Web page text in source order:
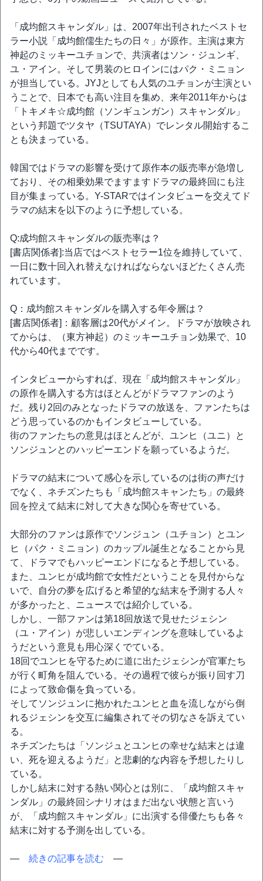
「成均館スキャンダル」は、2007年出刊されたベストセ
ラー小説「成均館儒生たちの日々」が原作。主演は東方
神起のミッキーユチョンで、共演者はソン・ジュンギ、
ユ・アイン。そして男装のヒロインにはパク・ミニョン
が担当している。JYJとしても人気のユチョンが主演とい
うことで、日本でも高い注目を集め、来年2011年からは
「トキメキ☆成均館（ソンギュンガン）スキャンダル」
という邦題でツタヤ（TSUTAYA）でレンタル開始するこ
とも決まっている。
韓国ではドラマの影響を受けて原作本の販売率が急増し
ており、その相乗効果でますますドラマの最終回にも注
目が集まっている。Y-STARではインタビューを交えてド
ラマの結末を以下のように予想している。
Q:成均館スキャンダルの販売率は？
[書店関係者]:当店ではベストセラー1位を維持していて、
一日に数十回入れ替えなければならないほどたくさん売
れています。
Q：成均館スキャンダルを購入する年令層は？
[書店関係者]：顧客層は20代がメイン。ドラマが放映され
てからは、（東方神起）のミッキーユチョン効果で、10
代から40代までです。
インタビューからすれば、現在「成均館スキャンダル」
の原作を購入する方はほとんどがドラマファンのよう
だ。残り2回のみとなったドラマの放送を、ファンたちは
どう思っているのかもインタビューしている。
街のファンたちの意見はほとんどが、ユンヒ（ユニ）と
ソンジュンとのハッピーエンドを願っているようだ。
ドラマの結末について感心を示しているのは街の声だけ
でなく、ネチズンたちも「成均館スキャンたち」の最終
回を控えて結末に対して大きな関心を寄せている。
大部分のファンは原作でソンジュン（ユチョン）とユン
ヒ（パク・ミニョン）のカップル誕生となることから見
て、ドラマでもハッピーエンドになると予想している。
また、ユンヒが成均館で女性だということを見付からな
いで、自分の夢を広げると希望的な結末を予測する人々
が多かったと、ニュースでは紹介している。
しかし、一部ファンは第18回放送で見せたジェシン
（ユ・アイン）が悲しいエンディングを意味しているよ
うだという意見も用心深くでている。
18回でユンヒを守るために道に出たジェシンが官軍たち
が行く町角を阻んでいる。その過程で彼らが振り回す刀
によって致命傷を負っている。
そしてソンジュンに抱かれたユンヒと血を流しながら倒
れるジェシンを交互に編集されてその切なさを訴えてい
る。
ネチズンたちは「ソンジュとユンヒの幸せな結末とは違
い、死を迎えるようだ」と悲劇的な内容を予想したりし
ている。
しかし結末に対する熱い関心とは別に、「成均館スキャ
ンダル」の最終回シナリオはまだ出ない状態と言いう
が、「成均館スキャンダル」に出演する俳優たちも各々
結末に対する予測を出している。
― 続きの記事を読む ―